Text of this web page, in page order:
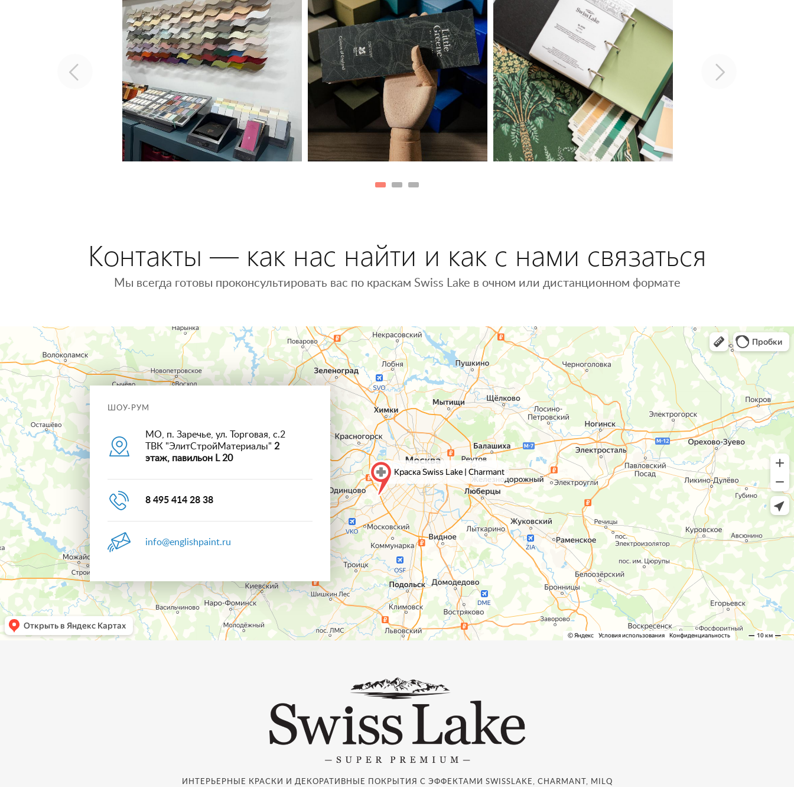
Контакты — как нас найти и как с нами связаться
Мы всегда готовы проконсультировать вас по краскам Swiss Lake в очном или дистанционном формате
ШОУ-РУМ
МО, п. Заречье, ул. Торговая, с.2
ТВК "ЭлитСтройМатериалы" 2
этаж, павильон L 20
8 495 414 28 38
info@englishpaint.ru
ИНТЕРЬЕРНЫЕ КРАСКИ И ДЕКОРАТИВНЫЕ ПОКРЫТИЯ С ЭФФЕКТАМИ SWISSLAKE, CHARMANT, MILQ